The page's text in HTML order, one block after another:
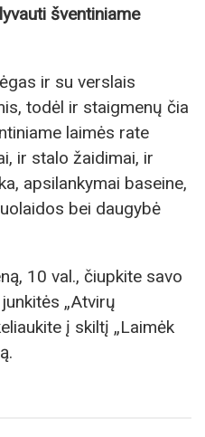
šventiniame
ir su verslais
todėl ir staigmenų čia
laimės rate
ir stalo žaidimai, ir
apsilankymai baseine,
bei daugybė
10 val., čiupkite savo
„Atvirų
į skiltį „Laimėk